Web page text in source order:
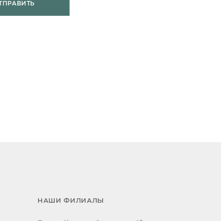
НАШИ ФИЛИАЛЫ